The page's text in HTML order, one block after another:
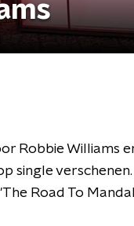
Robbie Williams
single
Road To